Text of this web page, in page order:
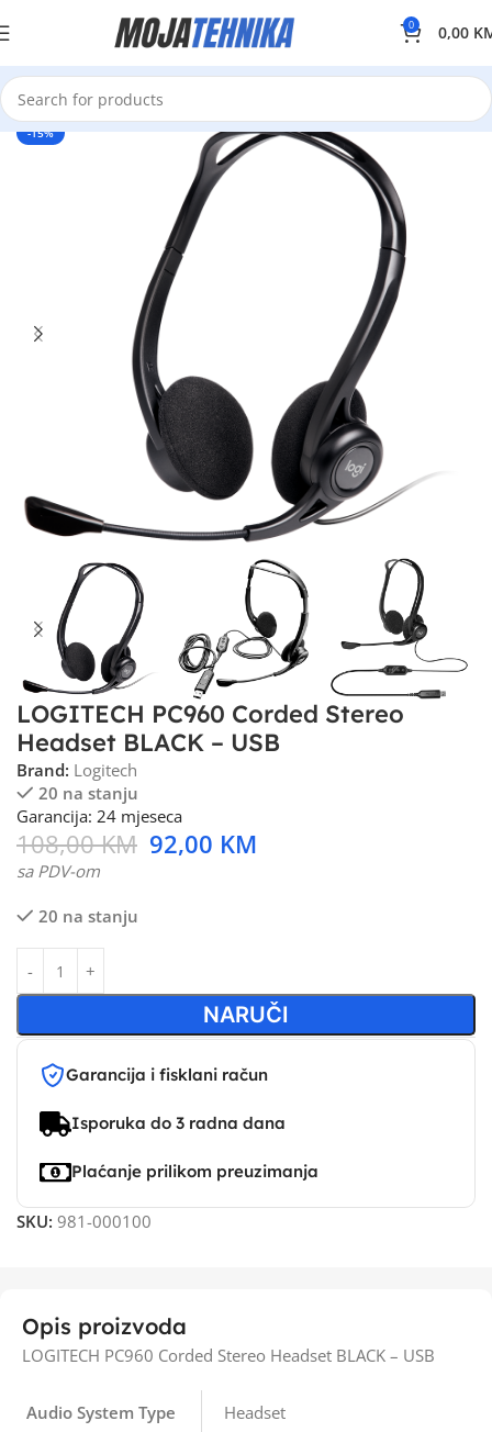
0 0,00
-15%
LOGITECH PC960 Corded Stereo
Headset BLACK – USB
Brand: Logitech
20 na stanju
Garancija: 24 mjeseca
108,00KM 92,00 KM
sa PDV-om
20 na stanju
NARUČI
Garancija i fisklani račun
Isporuka do 3 radna dana
Plaćanje prilikom preuzimanja
SKU: 981-000100
Opis proizvoda
LOGITECH PC960 Corded Stereo Headset BLACK – USB
Audio System Type Headset